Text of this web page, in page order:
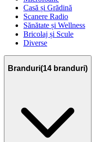
Casă și Grădină
Scanere Radio
Sănătate și Wellness
Bricolaj și Scule
Diverse
Branduri(14 branduri)